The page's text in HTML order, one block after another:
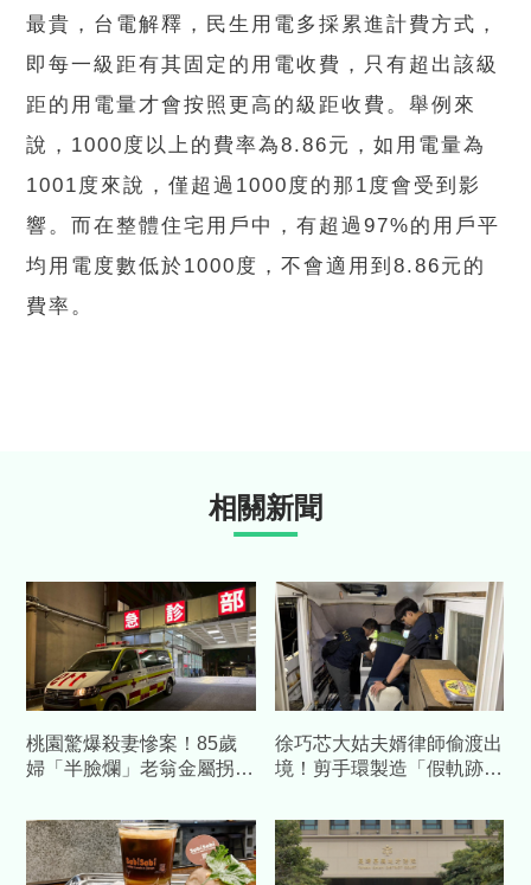
最貴，台電解釋，民生用電多採累進計費方式，
即每一級距有其固定的用電收費，只有超出該級
距的用電量才會按照更高的級距收費。舉例來
說，1000度以上的費率為8.86元，如用電量為
1001度來說，僅超過1000度的那1度會受到影
響。而在整體住宅用戶中，有超過97%的用戶平
均用電度數低於1000度，不會適用到8.86元的
費率。
相關新聞
桃園驚爆殺妻慘案！85歲
婦「半臉爛」老翁金屬拐杖
期碎念
徐巧芯大姑夫婿律師偷渡出
境！剪手環製造「假軌跡」
偷渡集團